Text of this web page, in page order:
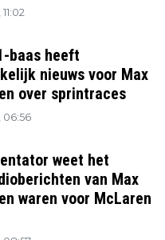
baas heeft
nieuws voor Max
over sprintraces
06:56
weet het
van Max
waren voor McLaren